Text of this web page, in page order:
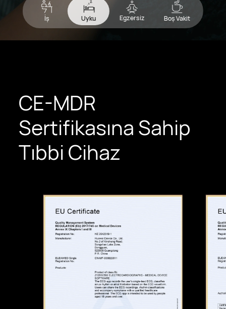
İş Uyku Egzersiz Boş Vakit
CE-MDR
Sertifikasına Sahip
Tıbbi Cihaz